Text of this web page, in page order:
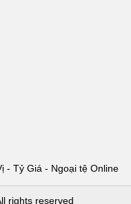
- Tỷ Giá - Ngoại tệ Online
rights reserved